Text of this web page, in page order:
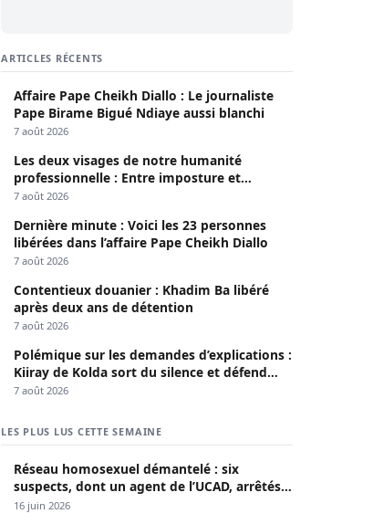
ARTICLES RÉCENTS
Affaire Pape Cheikh Diallo : Le journaliste
Pape Birame Bigué Ndiaye aussi blanchi
7 août 2026
Les deux visages de notre humanité
professionnelle : Entre imposture et
héroïsme silencieux (Par Pr Moussa Seydi)
7 août 2026
Dernière minute : Voici les 23 personnes
libérées dans l’affaire Pape Cheikh Diallo
7 août 2026
Contentieux douanier : Khadim Ba libéré
après deux ans de détention
7 août 2026
Polémique sur les demandes d’explications :
Kiiray de Kolda sort du silence et défend
Mamadou Lamine Dianté
7 août 2026
LES PLUS LUS CETTE SEMAINE
Réseau homosexuel démantelé : six
suspects, dont un agent de l’UCAD, arrêtés à
Keur Massar ; l’un avoue avoir propagé le
16 juin 2026